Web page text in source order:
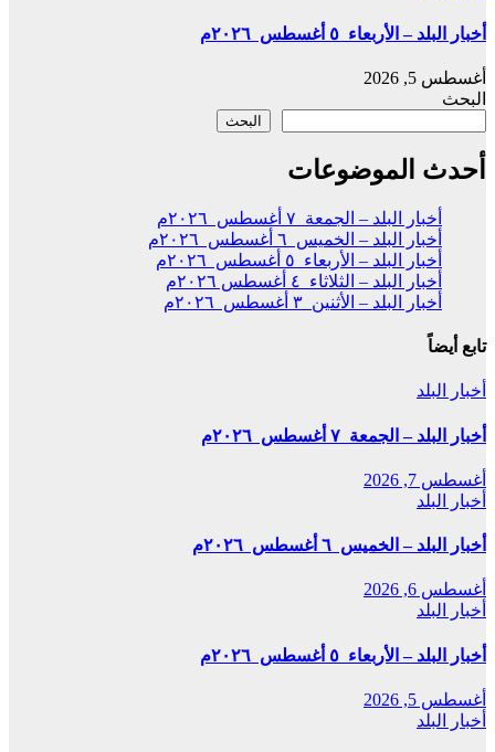
أخبار البلد – الأربعاء ٥ أغسطس ٢٠٢٦م
أغسطس 5, 2026
البحث
البحث
أحدث الموضوعات
أخبار البلد – الجمعة ٧ أغسطس ٢٠٢٦م
أخبار البلد – الخميس ٦ أغسطس ٢٠٢٦م
أخبار البلد – الأربعاء ٥ أغسطس ٢٠٢٦م
أخبار البلد – الثلاثاء ٤ أغسطس ٢٠٢٦م
أخبار البلد – الأثنين ٣ أغسطس ٢٠٢٦م
تابع أيضاً
أخبار البلد
أخبار البلد – الجمعة ٧ أغسطس ٢٠٢٦م
أغسطس 7, 2026
أخبار البلد
أخبار البلد – الخميس ٦ أغسطس ٢٠٢٦م
أغسطس 6, 2026
أخبار البلد
أخبار البلد – الأربعاء ٥ أغسطس ٢٠٢٦م
أغسطس 5, 2026
أخبار البلد